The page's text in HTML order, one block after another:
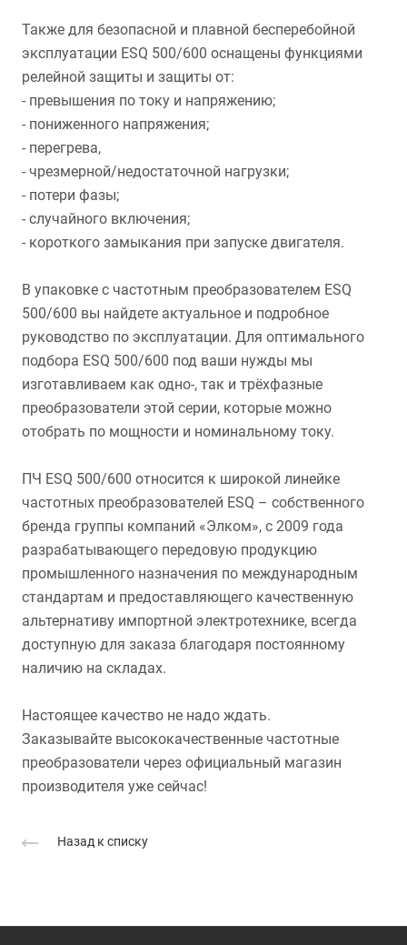
Также для безопасной и плавной бесперебойной
эксплуатации ESQ 500/600 оснащены функциями
релейной защиты и защиты от:
- превышения по току и напряжению;
- пониженного напряжения;
- перегрева,
- чрезмерной/недостаточной нагрузки;
- потери фазы;
- случайного включения;
- короткого замыкания при запуске двигателя.
В упаковке с частотным преобразователем ESQ
500/600 вы найдете актуальное и подробное
руководство по эксплуатации. Для оптимального
подбора ESQ 500/600 под ваши нужды мы
изготавливаем как одно-, так и трёхфазные
преобразователи этой серии, которые можно
отобрать по мощности и номинальному току.
ПЧ ESQ 500/600 относится к широкой линейке
частотных преобразователей ESQ – собственного
бренда группы компаний «Элком», с 2009 года
разрабатывающего передовую продукцию
промышленного назначения по международным
стандартам и предоставляющего качественную
альтернативу импортной электротехнике, всегда
доступную для заказа благодаря постоянному
наличию на складах.
Настоящее качество не надо ждать.
Заказывайте высококачественные частотные
преобразователи через официальный магазин
производителя уже сейчас!
Назад к списку